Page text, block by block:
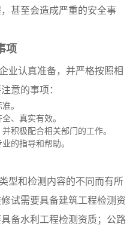
甚至会造成严重的安全事
项
业认真准备，并严格按照相
意的事项：
。
、真实有效。
积极配合相关部门的工作。
的指导和帮助。
型和检测内容的不同而有所
试需要具备建筑工程检测资
备水利工程检测资质；公路